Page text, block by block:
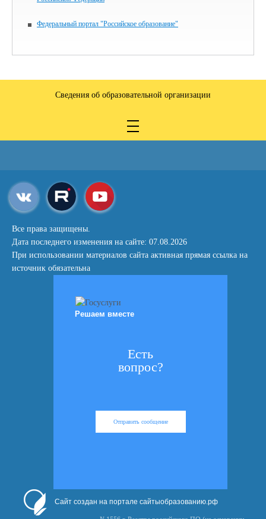
Федеральный портал "Российское образование"
Сведения об образовательной организации
Все права защищены.
Дата последнего изменения на сайте: 07.08.2026
При использовании материалов сайта активная прямая ссылка на
источник обязательна
Решаем вместе
Есть
вопрос?
Отправить сообщение
Сайт создан на портале сайтыобразованию.рф